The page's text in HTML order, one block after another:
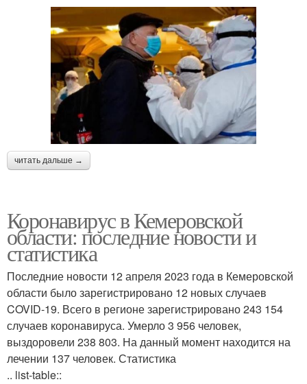
читать дальше →
Коронавирус в Кемеровской
области: последние новости и
статистика
Последние новости 12 апреля 2023 года в Кемеровской
области было зарегистрировано 12 новых случаев
COVID-19. Всего в регионе зарегистрировано 243 154
случаев коронавируса. Умерло 3 956 человек,
выздоровели 238 803. На данный момент находится на
лечении 137 человек. Статистика
.. list-table::